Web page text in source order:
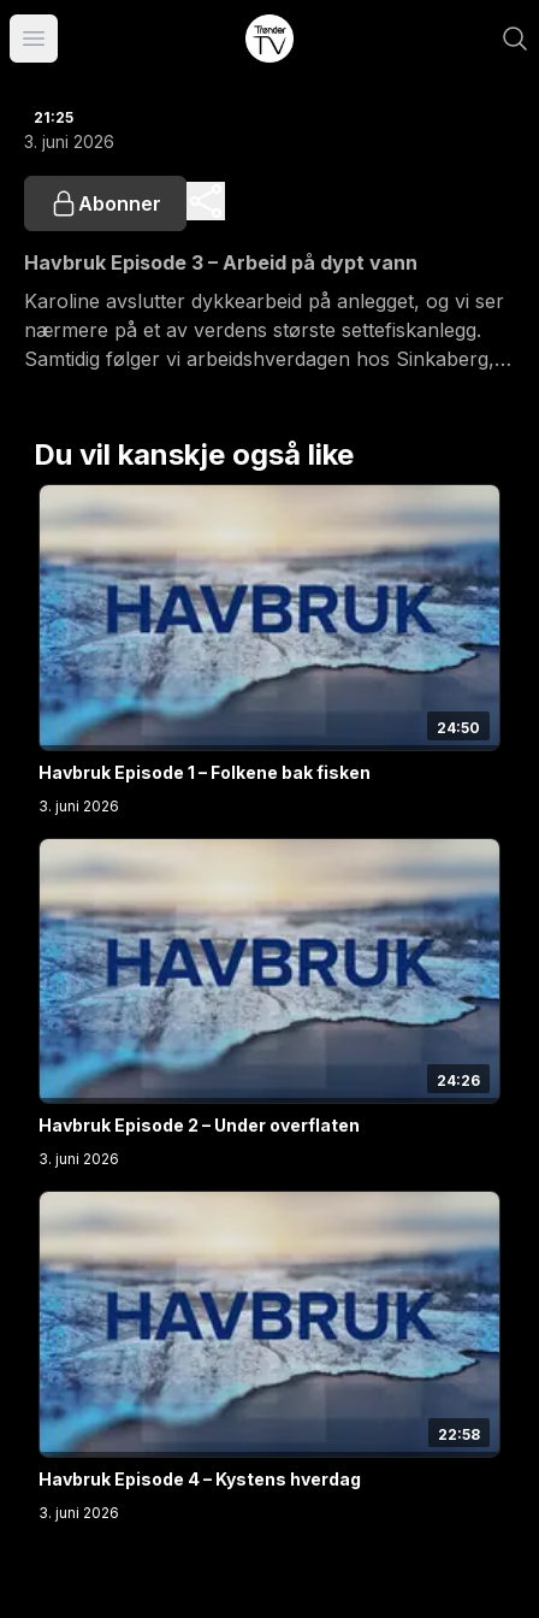
Åpne hovedmeny
21:25
3. juni 2026
Abonner
Havbruk Episode 3 – Arbeid på dypt vann
Karoline avslutter dykkearbeid på anlegget, og vi ser
nærmere på et av verdens største settefiskanlegg.
Samtidig følger vi arbeidshverdagen hos Sinkaberg,
Du vil kanskje også like
24:50
Havbruk Episode 1 – Folkene bak fisken
3. juni 2026
24:26
Havbruk Episode 2 – Under overflaten
3. juni 2026
22:58
Havbruk Episode 4 – Kystens hverdag
3. juni 2026